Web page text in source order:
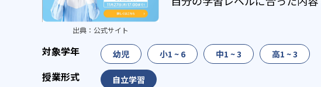
出典： 公式サイト
幼児 小1 ~ 6 中1 ~ 3 高1 ~ 3
自立学習